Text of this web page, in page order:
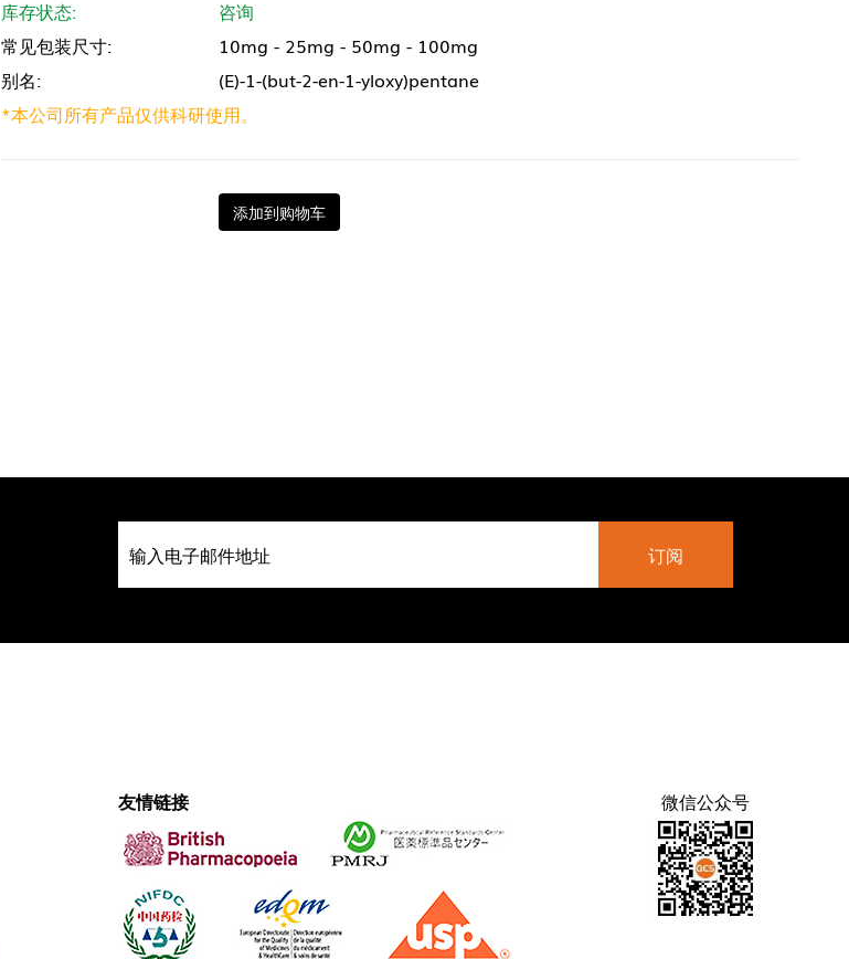
库存状态:
咨询
常见包装尺寸:
10mg - 25mg - 50mg - 100mg
别名:
(E)-1-(but-2-en-1-yloxy)pentane
*本公司所有产品仅供科研使用。
添加到购物车
友情链接 微信公众号